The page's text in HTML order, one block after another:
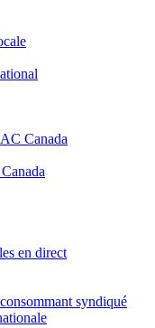
Canada
en direct
syndiqué